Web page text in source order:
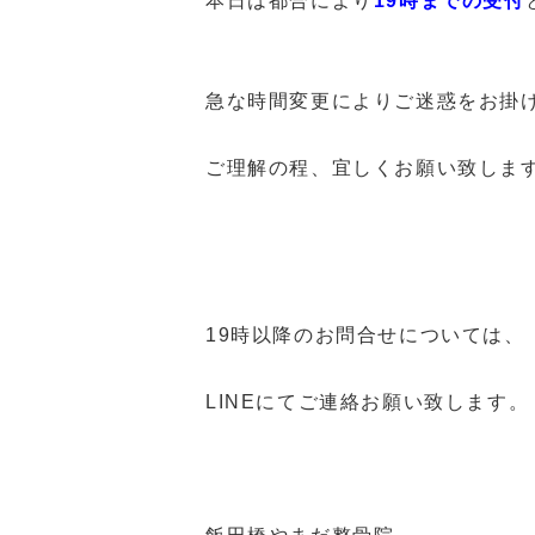
急な時間変更によりご迷惑をお掛
ご理解の程、宜しくお願い致しま
19時以降のお問合せについては、
LINEにてご連絡お願い致します。